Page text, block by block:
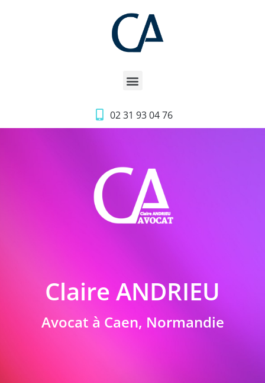
02 31 93 04 76
Claire ANDRIEU
Avocat à Caen, Normandie